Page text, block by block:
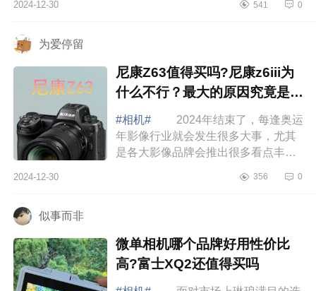
用拍照的小相机用方便小巧。下面小
2024-12-30 541 0
为爱停留
尼康Z63值得买吗?尼康z6iii为
什么不行？最大的原因究竟是什
么
#相机#
2024年结束了，每逢奥运
年影像行业就会发生很多大事，尤其
是各大影像品牌会推出很多看点丰富
的尼康，在2024年也发布了多款非常
2024-12-30 356 0
似事而非
微单相机哪个品牌好用性价比
高?富士XQ2还值得买吗